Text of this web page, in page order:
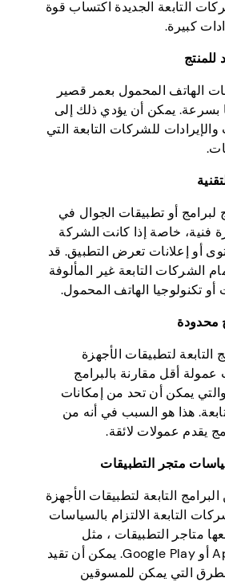
التابعة الجديدة اكتساب قوة
كبيرة.
الهاتف المحمول بعمر قصير
بسرعة. يمكن أن يؤدي ذلك إلى
للشركات التابعة التي
لبرامج أو تطبيقات الجوال في
فنية، خاصة إذا كانت الشركة
أو إعلانات تعرض التطبيق. قد
الشركات التابعة غير المألوفة
أو تكنولوجيا الهاتف المحمول.
محدودة
لتطبيقات الأجهزة
عمولة أقل مقارنة بالبرامج
والتي يمكن أن تحد من إمكانات
هذا هو السبب في أنه من
يقدم عمولات لائقة.
متجر التطبيقات
التابعة لتطبيقات الأجهزة
التابعة الالتزام بالسياسات
متاجر التطبيقات ، مثل
Apple App Store أو Google Play. يمكن أن تقيد
التي يمكن للمسوقين